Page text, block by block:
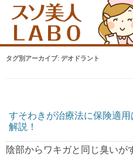
タグ別アーカイブ: デオドラント
すそわきが治療法に保険適
解説！
陰部からワキガと同じ臭いが